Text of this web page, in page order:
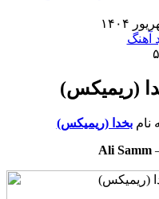
آهنگ
(ریمیکس)
نامبخدا (ریمیکس)
Ali Samm